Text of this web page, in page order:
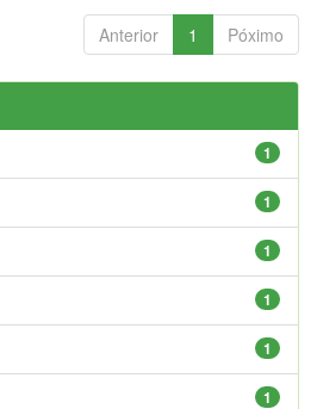
Anterior 1 Póximo
1
1
1
1
1
1